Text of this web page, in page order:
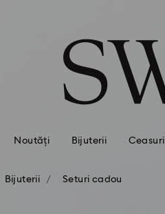
Noutăți Bijuterii Ceasuri
Bijuterii Seturi cadou